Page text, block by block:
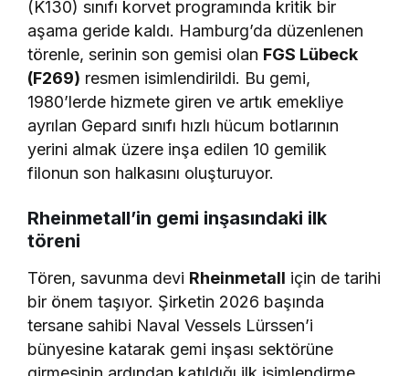
(K130) sınıfı korvet programında kritik bir
aşama geride kaldı. Hamburg’da düzenlenen
törenle, serinin son gemisi olan FGS Lübeck
(F269) resmen isimlendirildi. Bu gemi,
1980’lerde hizmete giren ve artık emekliye
ayrılan Gepard sınıfı hızlı hücum botlarının
yerini almak üzere inşa edilen 10 gemilik
filonun son halkasını oluşturuyor.
Rheinmetall’in gemi inşasındaki ilk
töreni
Tören, savunma devi Rheinmetall için de tarihi
bir önem taşıyor. Şirketin 2026 başında
tersane sahibi Naval Vessels Lürssen’i
bünyesine katarak gemi inşası sektörüne